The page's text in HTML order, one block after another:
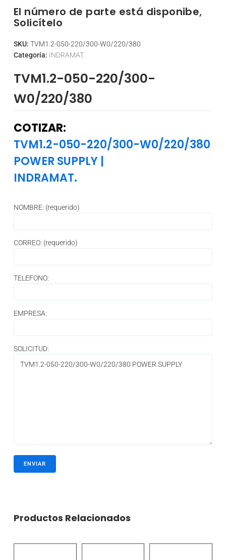
El número de parte está disponibe,
Solicítelo
SKU: TVM1.2-050-220/300-W0/220/380
Categoría: INDRAMAT.
TVM1.2-050-220/300-
W0/220/380
COTIZAR:
TVM1.2-050-220/300-W0/220/380
POWER SUPPLY |
INDRAMAT.
NOMBRE: (requerido)
CORREO: (requerido)
TELEFONO:
EMPRESA:
SOLICITUD:
Productos Relacionados